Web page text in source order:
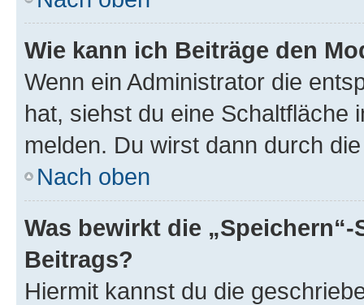
Wie kann ich Beiträge den
Wenn ein Administrator die
hat, siehst du eine Schaltfläche
melden. Du wirst dann durch
Nach oben
Was bewirkt die
Beitrags?
Hiermit kannst du die